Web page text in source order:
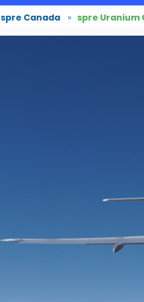
spre Canada » spre Uranium